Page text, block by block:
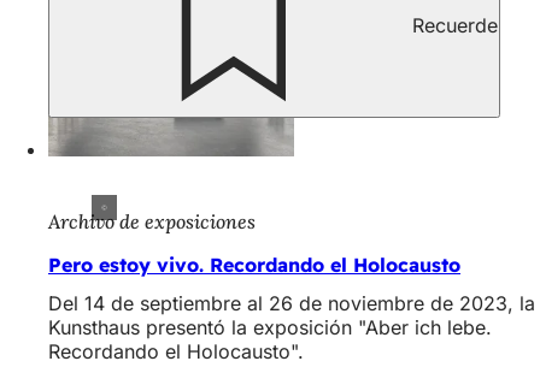
Recuerde
Archivo de exposiciones
Pero estoy vivo. Recordando el Holocausto
Del 14 de septiembre al 26 de noviembre de 2023, la
Kunsthaus presentó la exposición "Aber ich lebe.
Recordando el Holocausto".